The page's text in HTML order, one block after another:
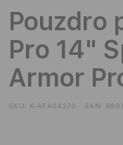
Pouzdro
Pro 14"
Armor
SKU: K-AFA04270 EAN: